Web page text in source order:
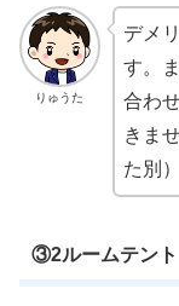
りゅうた
デメ
す。
合わ
きま
た別）
③2ルームテント